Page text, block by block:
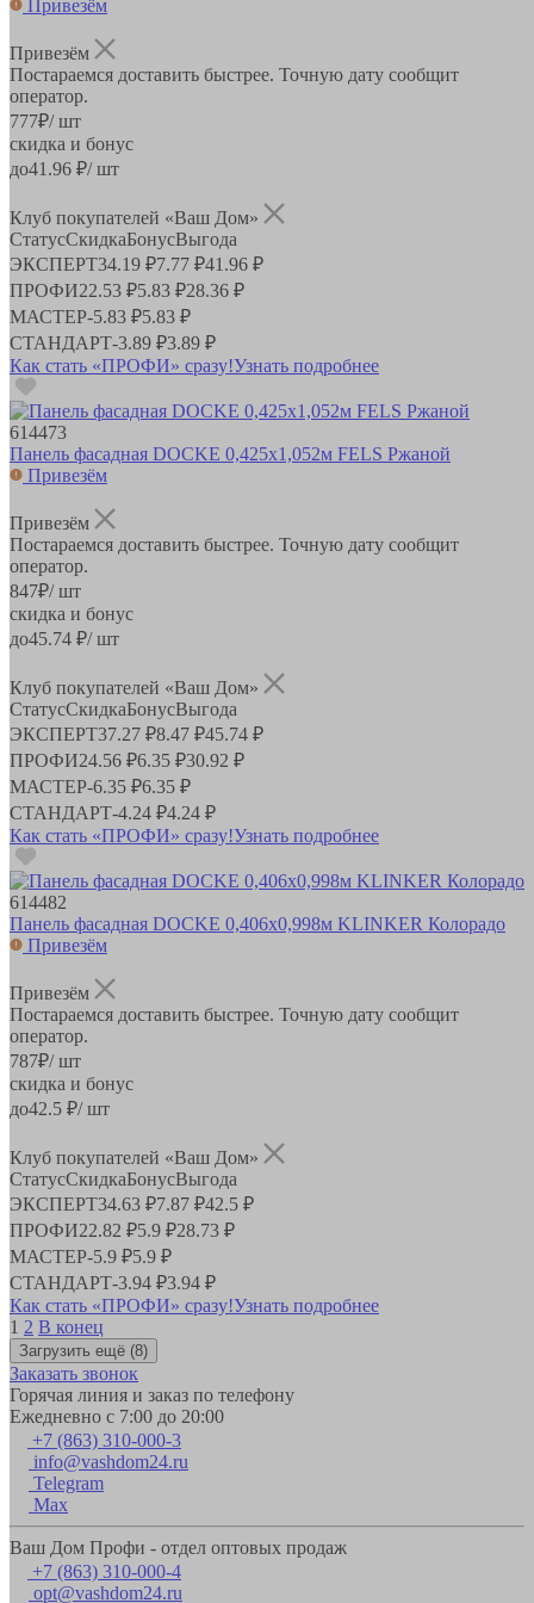
Привезём
Привезём
Постараемся доставить быстрее. Точную дату сообщит
оператор.
777₽/ шт
скидка и бонус
до41.96 ₽/ шт
Клуб покупателей «Ваш Дом»
СтатусСкидкаБонусВыгода
ЭКСПЕРТ34.19 ₽7.77 ₽41.96 ₽
ПРОФИ22.53 ₽5.83 ₽28.36 ₽
МАСТЕР-5.83 ₽5.83 ₽
СТАНДАРТ-3.89 ₽3.89 ₽
Как стать «ПРОФИ» сразу!Узнать подробнее
614473
Панель фасадная DOCKE 0,425х1,052м FELS Ржаной
Привезём
Привезём
Постараемся доставить быстрее. Точную дату сообщит
оператор.
847₽/ шт
скидка и бонус
до45.74 ₽/ шт
Клуб покупателей «Ваш Дом»
СтатусСкидкаБонусВыгода
ЭКСПЕРТ37.27 ₽8.47 ₽45.74 ₽
ПРОФИ24.56 ₽6.35 ₽30.92 ₽
МАСТЕР-6.35 ₽6.35 ₽
СТАНДАРТ-4.24 ₽4.24 ₽
Как стать «ПРОФИ» сразу!Узнать подробнее
614482
Панель фасадная DOCKE 0,406х0,998м KLINKER Колорадо
Привезём
Привезём
Постараемся доставить быстрее. Точную дату сообщит
оператор.
787₽/ шт
скидка и бонус
до42.5 ₽/ шт
Клуб покупателей «Ваш Дом»
СтатусСкидкаБонусВыгода
ЭКСПЕРТ34.63 ₽7.87 ₽42.5 ₽
ПРОФИ22.82 ₽5.9 ₽28.73 ₽
МАСТЕР-5.9 ₽5.9 ₽
СТАНДАРТ-3.94 ₽3.94 ₽
Как стать «ПРОФИ» сразу!Узнать подробнее
1 2 В конец
Загрузить ещё (8)
Заказать звонок
Горячая линия и заказ по телефону
Ежедневно с 7:00 до 20:00
+7 (863) 310-000-3
info@vashdom24.ru
Telegram
Max
Ваш Дом Профи - отдел оптовых продаж
+7 (863) 310-000-4
opt@vashdom24.ru